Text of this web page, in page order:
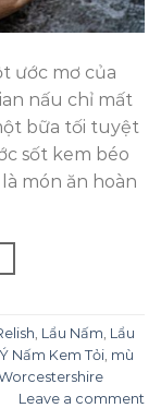
ước mơ của
nấu chỉ mất
bữa tối tuyệt
sốt kem béo
món ăn hoàn
Lẩu Nấm Lẩu
Nấm Kem Tỏi mù
Leave a comment